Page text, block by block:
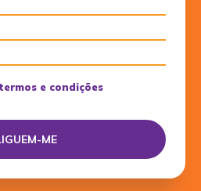
e condições